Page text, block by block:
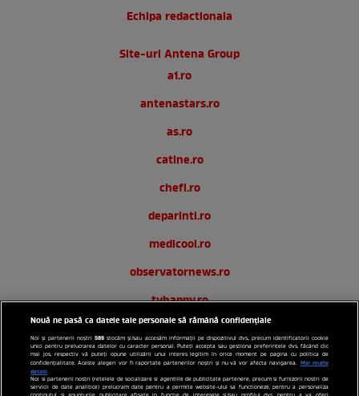
Echipa redactionala
Site-uri Antena Group
a1.ro
antenastars.ro
as.ro
catine.ro
chefi.ro
deparinti.ro
medicool.ro
observatornews.ro
tvhappy.ro
useit.ro
zutv.ro
Trends AntenaPLAY
Nouă ne pasă ca datele tale personale să rămână confidențiale
Noi și partenerii noștri589 stocăm și/sau accesăm informații pe dispozitivul dvs., precum identificatorii cookie
unici pentru prelucrarea datelor cu caracter personal. Puteți accepta sau gestiona preferințele dvs. făcând clic
mai jos, respectiv vă puteți opune utilizării unui interes legitim în orice moment pe pagina cu politica de
confidențialitate. Aceste alegeri vor fi raportate partenerilor noștri și nu vă vor afecta navigarea. Mai multe
detalii
Noi si partenerii nostri (retelele de socializare si agentiile de publicitate partenere, precum si furnizorii nostri de
servicii de date analitice) prelucram date pentru a permite website-ului sa functioneze, pentru a personaliza